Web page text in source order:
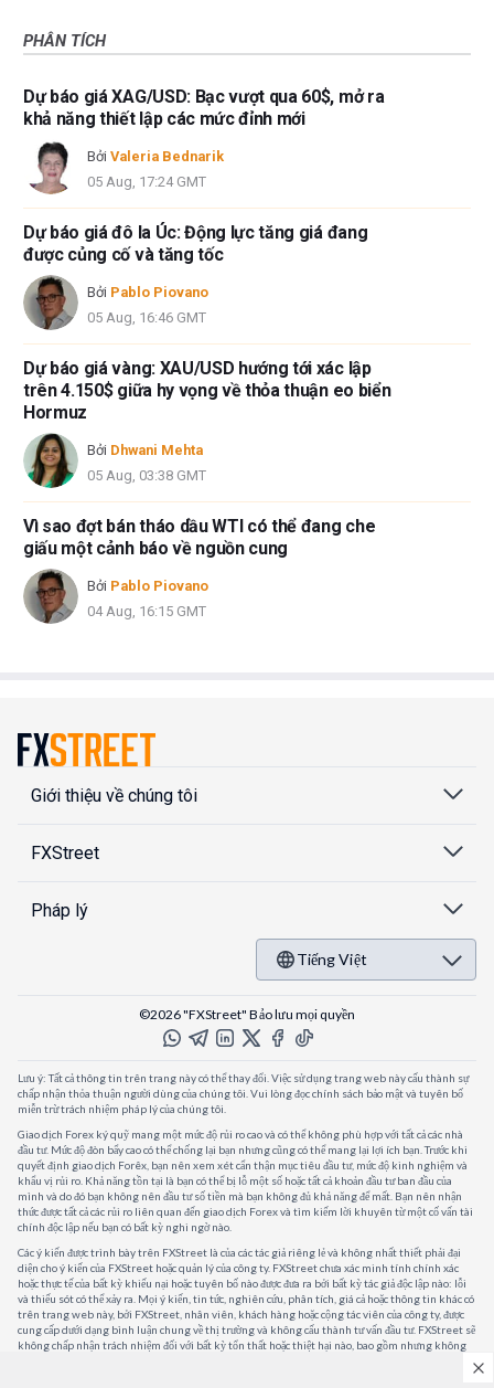
PHÂN TÍCH
Dự báo giá XAG/USD: Bạc vượt qua 60$, mở ra
khả năng thiết lập các mức đỉnh mới
Bởi Valeria Bednarik
05 Aug, 17:24 GMT
Dự báo giá đô la Úc: Động lực tăng giá đang
được củng cố và tăng tốc
Bởi Pablo Piovano
05 Aug, 16:46 GMT
Dự báo giá vàng: XAU/USD hướng tới xác lập
trên 4.150$ giữa hy vọng về thỏa thuận eo biển
Hormuz
Bởi Dhwani Mehta
05 Aug, 03:38 GMT
Vì sao đợt bán tháo dầu WTI có thể đang che
giấu một cảnh báo về nguồn cung
Bởi Pablo Piovano
04 Aug, 16:15 GMT
Giới thiệu về chúng tôi
FXStreet
Pháp lý
Tiếng Việt
©2026 "FXStreet" Bảo lưu mọi quyền
Lưu ý: Tất cả thông tin trên trang này có thể thay đổi. Việc sử dụng trang web này cấu thành sự
chấp nhận thỏa thuận người dùng của chúng tôi. Vui lòng đọc chính sách bảo mật và tuyên bố
miễn trừ trách nhiệm pháp lý của chúng tôi.
Giao dịch Forex ký quỹ mang một mức độ rủi ro cao và có thể không phù hợp với tất cả các nhà
đầu tư. Mức độ đòn bẩy cao có thể chống lại bạn nhưng cũng có thể mang lại lợi ích bạn. Trước khi
quyết định giao dịch Forêx, bạn nên xem xét cẩn thận mục tiêu đầu tư, mức độ kinh nghiệm và
khẩu vị rủi ro. Khả năng tồn tại là bạn có thể bị lỗ một số hoặc tất cả khoản đầu tư ban đầu của
mình và do đó bạn không nên đầu tư số tiền mà bạn không đủ khả năng để mất. Bạn nên nhận
thức được tất cả các rủi ro liên quan đến giao dịch Forex và tìm kiếm lời khuyên từ một cố vấn tài
chính độc lập nếu bạn có bất kỳ nghi ngờ nào.
Các ý kiến được trình bày trên FXStreet là của các tác giả riêng lẻ và không nhất thiết phải đại
diện cho ý kiến của FXStreet hoặc quản lý của công ty. FXStreet chưa xác minh tính chính xác
hoặc thực tế của bất kỳ khiếu nại hoặc tuyên bố nào được đưa ra bởi bất kỳ tác giả độc lập nào: lỗi
và thiếu sót có thể xảy ra. Mọi ý kiến, tin tức, nghiên cứu, phân tích, giá cả hoặc thông tin khác có
trên trang web này, bởi FXStreet, nhân viên, khách hàng hoặc cộng tác viên của công ty, được
cung cấp dưới dạng bình luận chung về thị trường và không cấu thành tư vấn đầu tư. FXStreet sẽ
không chấp nhận trách nhiệm đối với bất kỳ tổn thất hoặc thiệt hại nào, bao gồm nhưng không